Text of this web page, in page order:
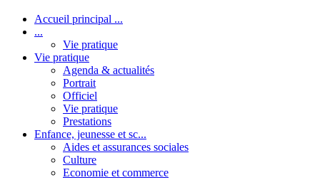
Accueil principal ...
...
Vie pratique
Vie pratique
Agenda & actualités
Portrait
Officiel
Vie pratique
Prestations
Enfance, jeunesse et sc...
Aides et assurances sociales
Culture
Economie et commerce